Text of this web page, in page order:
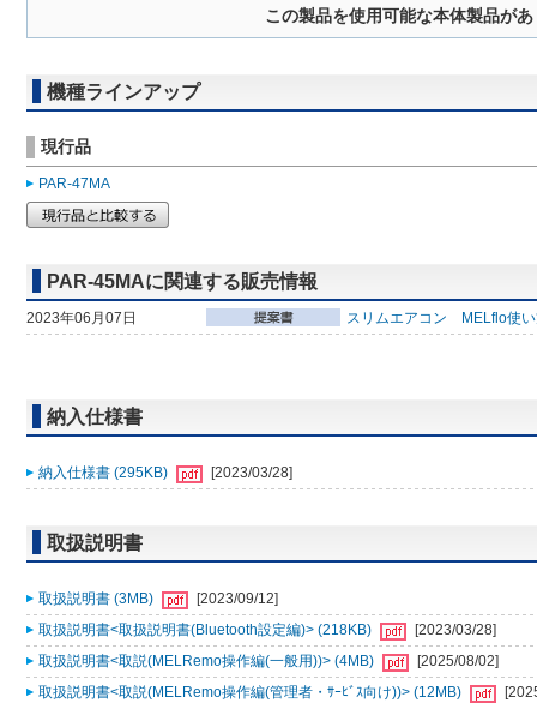
この製品を使用可能な本体製品が
機種ラインアップ
現行品
PAR-47MA
PAR-45MAに関連する販売情報
2023年06月07日 スリムエアコン MELflo使
納入仕様書
納入仕様書 (295KB) [2023/03/28]
取扱説明書
取扱説明書 (3MB)
[2023/09/12]
取扱説明書<取扱説明書(Bluetooth設定編)> (218KB)
[2023/03/28]
取扱説明書<取説(MELRemo操作編(一般用))> (4MB)
[2025/08/02]
取扱説明書<取説(MELRemo操作編(管理者・ｻｰﾋﾞｽ向け))> (12MB)